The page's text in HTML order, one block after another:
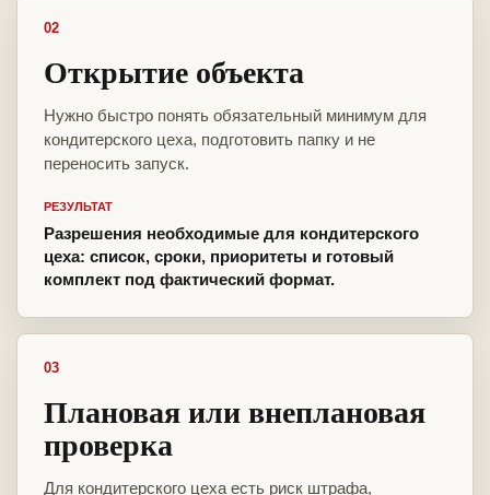
02
Открытие объекта
Нужно быстро понять обязательный минимум для
кондитерского цеха, подготовить папку и не
переносить запуск.
РЕЗУЛЬТАТ
Разрешения необходимые для кондитерского
цеха: список, сроки, приоритеты и готовый
комплект под фактический формат.
03
Плановая или внеплановая
проверка
Для кондитерского цеха есть риск штрафа,